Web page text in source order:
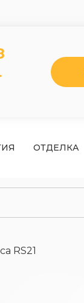
ОТДЕЛКА
RS21